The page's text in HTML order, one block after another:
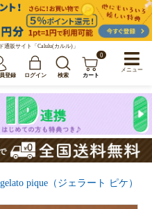
販サイト「Calulu(カルル)」
登録 ログイン 検索
0
カート
gelato pique（ジェラート ピケ）
メニュー